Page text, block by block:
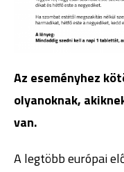
Az eseményhez
olyanoknak,
van.
A legtöbb európai